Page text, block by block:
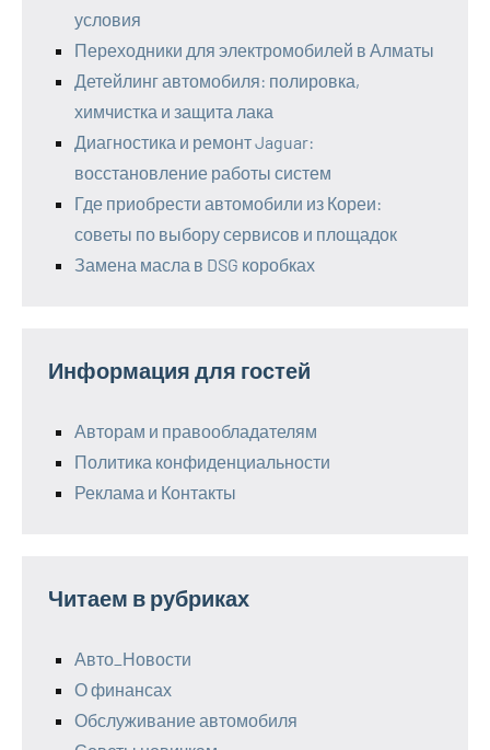
условия
Переходники для электромобилей в Алматы
Детейлинг автомобиля: полировка,
химчистка и защита лака
Диагностика и ремонт Jaguar:
восстановление работы систем
Где приобрести автомобили из Кореи:
советы по выбору сервисов и площадок
Замена масла в DSG коробках
Информация для гостей
Авторам и правообладателям
Политика конфиденциальности
Реклама и Контакты
Читаем в рубриках
Авто_Новости
О финансах
Обслуживание автомобиля